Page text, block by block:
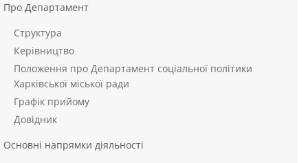
Про Департамент
Структура
Керівництво
Положення про Департамент соціальної політики
Харківської міської ради
Графік прийому
Довідник
Основні напрямки діяльності